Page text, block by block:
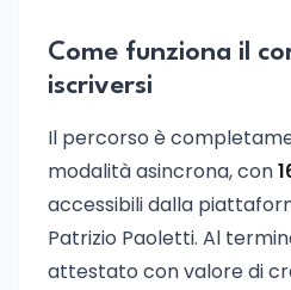
Come funziona il
iscriversi
Il percorso è
modalità asincrona, con
accessibili dalla
Patrizio Paoletti. Al
attestato con valore di